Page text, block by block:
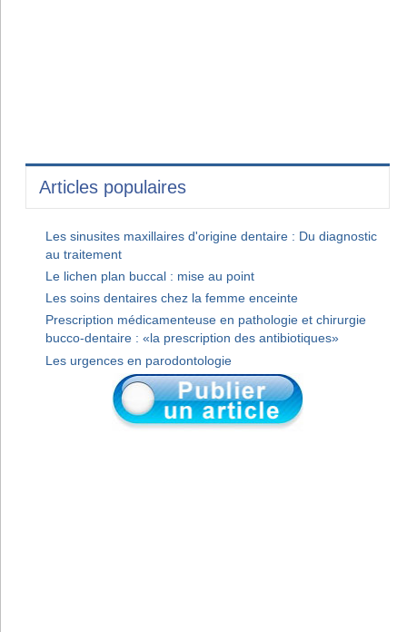
Articles populaires
Les sinusites maxillaires d'origine dentaire : Du diagnostic
au traitement
Le lichen plan buccal : mise au point
Les soins dentaires chez la femme enceinte
Prescription médicamenteuse en pathologie et chirurgie
bucco-dentaire : «la prescription des antibiotiques»
Les urgences en parodontologie